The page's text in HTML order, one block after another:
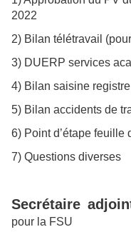
2022
2) Bilan télétravail
3) DUERP services
4) Bilan saisine
5) Bilan accidents de
6) Point d’étape feuille
7) Questions diverses
Secrétaire
pour la FSU